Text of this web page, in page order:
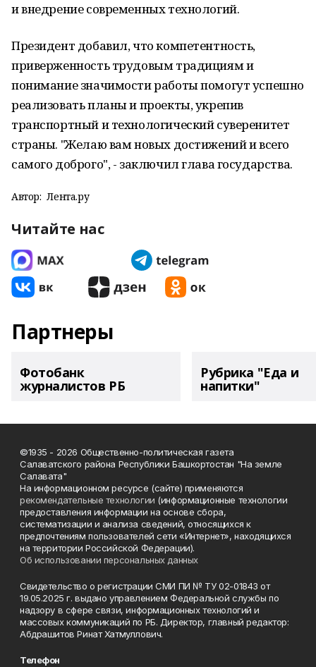
и внедрение современных технологий.
Президент добавил, что компетентность,
приверженность трудовым традициям и
понимание значимости работы помогут успешно
реализовать планы и проекты, укрепив
транспортный и технологический суверенитет
страны. "Желаю вам новых достижений и всего
самого доброго", - заключил глава государства.
Автор: Лента.ру
Читайте нас
Партнеры
Фотобанк
журналистов РБ
Рубрика "Еда и
напитки"
©1935 - 2026 Общественно-политическая газета
Салаватского района Республики Башкортостан "На земле
Салавата"
На информационном ресурсе (сайте) применяются
рекомендательные технологии (информационные технологии
предоставления информации на основе сбора,
систематизации и анализа сведений, относящихся к
предпочтениям пользователей сети «Интернет», находящихся
на территории Российской Федерации).
Об использовании персональных данных
Свидетельство о регистрации СМИ ПИ № ТУ 02-01843 от
19.05.2025 г. выдано управлением Федеральной службы по
надзору в сфере связи, информационных технологий и
массовых коммуникаций по РБ. Директор, главный редактор:
Абдрашитов Ринат Хатмуллович.
Телефон